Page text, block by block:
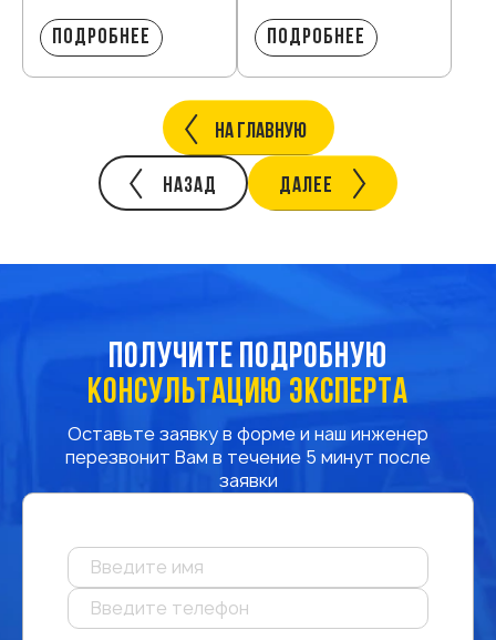
ПОДРОБНЕЕ ПОДРОБНЕЕ
НА ГЛАВНУЮ
НАЗАД ДАЛЕЕ
ПОЛУЧИТЕ ПОДРОБНУЮ
КОНСУЛЬТАЦИЮ ЭКСПЕРТА
Оставьте заявку в форме и наш инженер
перезвонит Вам в течение 5 минут после
заявки